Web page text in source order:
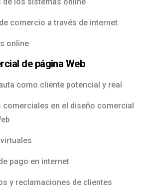
de los sistemas online
comercio a través de internet
online
de página Web
como cliente potencial y real
comerciales en el diseño comercial
pago en internet
y reclamaciones de clientes